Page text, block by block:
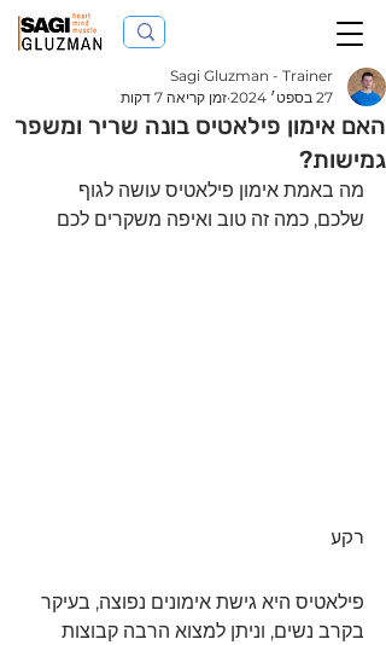
האם אימון פילאטיס בונה שריר ומשפר
גמישות?
Sagi Gluzman - Trainer
27 בספט׳ 2024
זמן קריאה 7 דקות
מה באמת אימון פילאטיס עושה לגוף
שלכם, כמה זה טוב ואיפה משקרים לכם
רקע
פילאטיס היא גישת אימונים נפוצה, בעיקר
בקרב נשים, וניתן למצוא הרבה קבוצות